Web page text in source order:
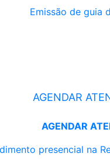
Emissão de guia
AGENDAR
AGENDAR
presencial na